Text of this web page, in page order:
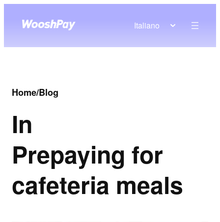
Italiano
Home/Blog
In
Prepaying for
cafeteria meals